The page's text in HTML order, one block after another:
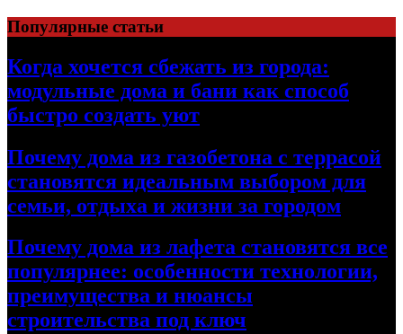
Перейти
к
содержимому
Популярные статьи
Когда хочется сбежать из города:
модульные дома и бани как способ
быстро создать уют
Почему дома из газобетона с террасой
становятся идеальным выбором для
семьи, отдыха и жизни за городом
Почему дома из лафета становятся все
популярнее: особенности технологии,
преимущества и нюансы
строительства под ключ